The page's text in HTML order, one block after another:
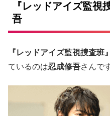
『レッドアイズ監視
吾
『レッドアイズ監視捜査班
ているのは忍成修吾さんで